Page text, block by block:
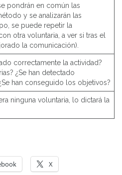
pondrán en común las
y se analizarán las
se puede repetir la
otra voluntaria, a ver si tras el
la comunicación).
correctamente la actividad?
¿Se han detectado
han conseguido los objetivos?
ninguna voluntaria, lo dictará la
X